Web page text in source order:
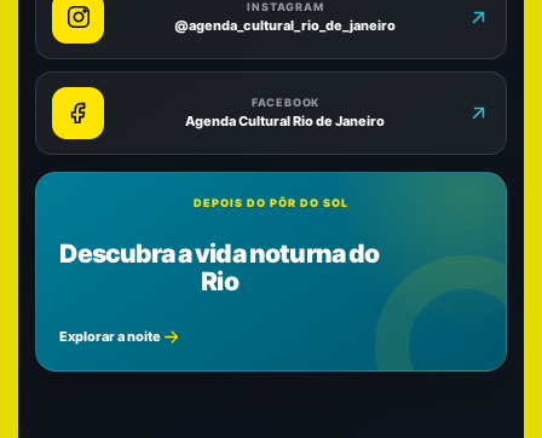
INSTAGRAM
@agenda_cultural_rio_de_janeiro
FACEBOOK
Agenda Cultural Rio de Janeiro
DEPOIS DO PÔR DO SOL
Descubra a vida noturna do
Rio
Explorar a noite